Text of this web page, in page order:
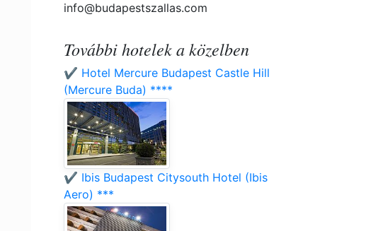
info@budapestszallas.com
További hotelek a közelben
✔️ Hotel Mercure Budapest Castle Hill
(Mercure Buda) ****
✔️ Ibis Budapest Citysouth Hotel (Ibis
Aero) ***